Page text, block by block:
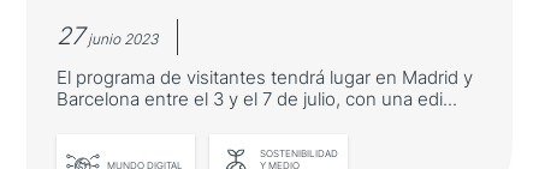
27junio 2023
El programa de visitantes tendrá lugar en Madrid y
Barcelona entre el 3 y el 7 de julio, con una edi...
MUNDO DIGITAL
SOSTENIBILIDAD
Y MEDIO